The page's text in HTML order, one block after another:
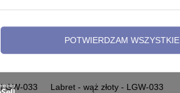
033
Labret - wąż złoty - LGW-033
POTWIERDZAM WSZYSTKIE